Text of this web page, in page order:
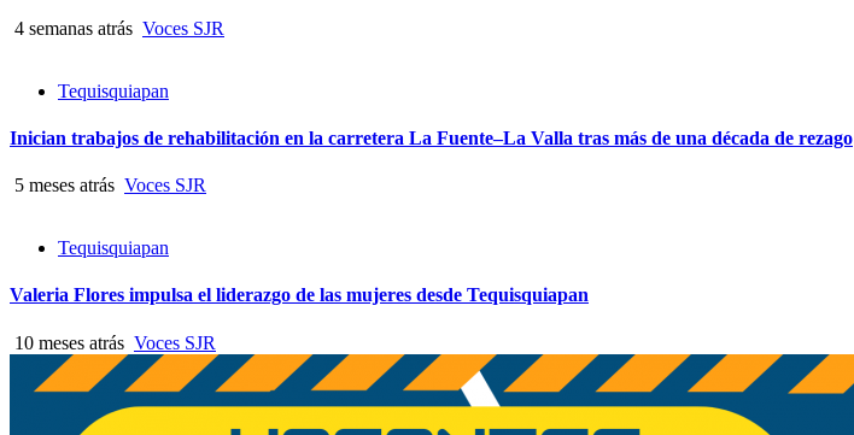
4 semanas atrás Voces SJR
Tequisquiapan
Inician trabajos de rehabilitación en la carretera La Fuente–La Valla tras más de una década de rezago
5 meses atrás Voces SJR
Tequisquiapan
Valeria Flores impulsa el liderazgo de las mujeres desde Tequisquiapan
10 meses atrás Voces SJR